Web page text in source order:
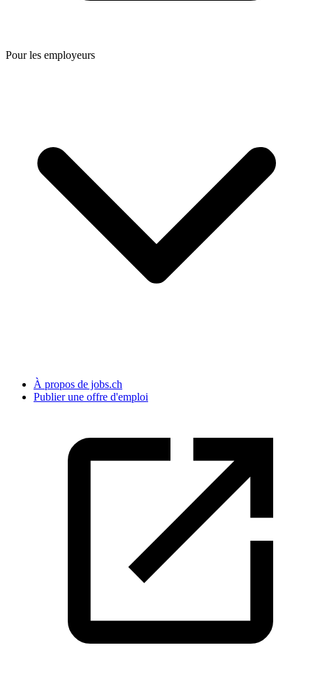
Pour les employeurs
À propos de jobs.ch
Publier une offre d'emploi